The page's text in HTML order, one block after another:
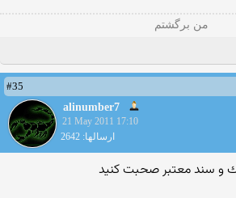
من برگشتم
#35
alinumber7
21 May 2011 17:10
ارسالها: 2642